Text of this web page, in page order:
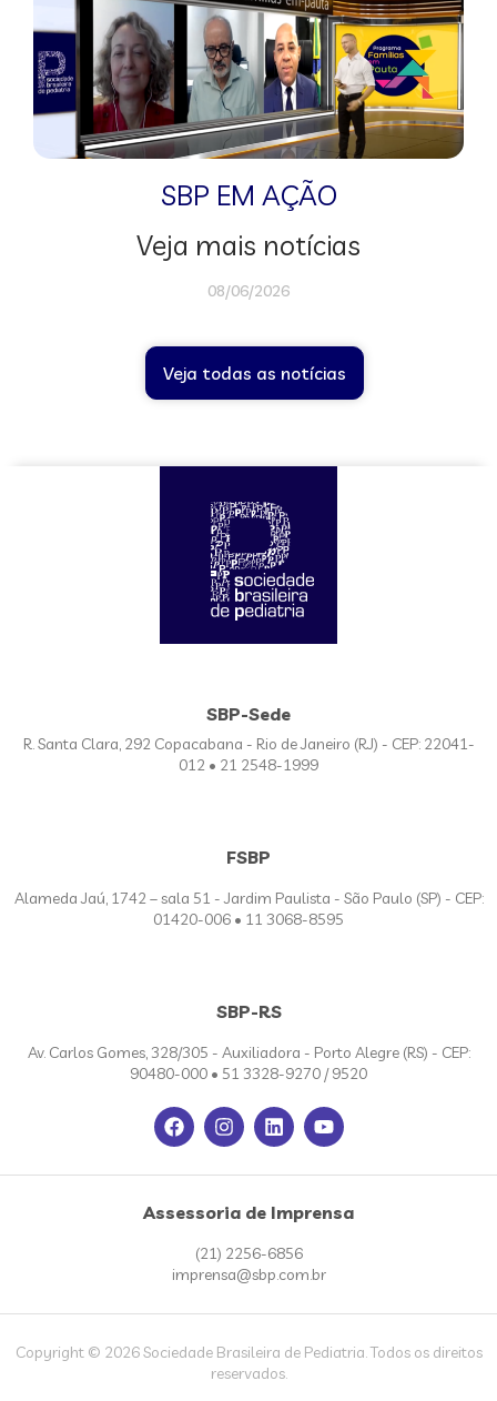
SBP EM AÇÃO
Veja mais notícias
08/06/2026
Veja todas as notícias
SBP-Sede
R. Santa Clara, 292 Copacabana - Rio de Janeiro (RJ) - CEP: 22041-
012 • 21 2548-1999
FSBP
Alameda Jaú, 1742 – sala 51 - Jardim Paulista - São Paulo (SP) - CEP:
01420-006 • 11 3068-8595
SBP-RS
Av. Carlos Gomes, 328/305 - Auxiliadora - Porto Alegre (RS) - CEP:
90480-000 • 51 3328-9270 / 9520
Assessoria de Imprensa
(21) 2256-6856
imprensa@sbp.com.br
Copyright © 2026 Sociedade Brasileira de Pediatria. Todos os direitos
reservados.